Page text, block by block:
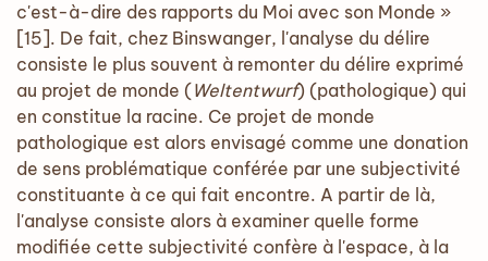
c'est-à-dire des rapports du Moi avec son Monde »
[15]. De fait, chez Binswanger, l'analyse du délire
consiste le plus souvent à remonter du délire exprimé
au projet de monde (Weltentwurf) (pathologique) qui
en constitue la racine. Ce projet de monde
pathologique est alors envisagé comme une donation
de sens problématique conférée par une subjectivité
constituante à ce qui fait encontre. A partir de là,
l'analyse consiste alors à examiner quelle forme
modifiée cette subjectivité confère à l'espace, à la